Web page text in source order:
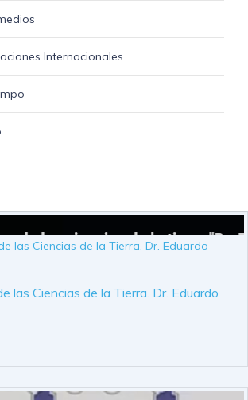
Internacionales
las Ciencias de la Tierra. Dr. Eduardo